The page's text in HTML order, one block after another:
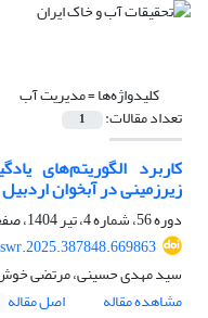
کلیدواژه‌ها =مدیریت آب
تعداد مقالات: 1
کاربرد الگوریتم‌های
زیرزمینی در آبخوان اردبیل
دوره 56، شماره 4، تیر 1404، صفحه
سید مهدی حسینی، مرتضی
مشاهده مقاله
اصل مقاله